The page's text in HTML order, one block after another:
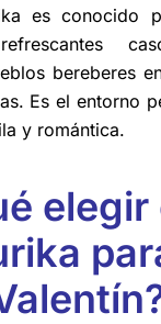
es conocido
bereberes
Es el entorno
y romántica.
elegir